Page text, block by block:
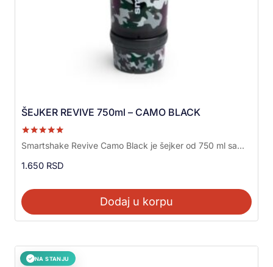
ŠEJKER REVIVE 750ml – CAMO BLACK
Ocenjeno sa
5.00
Smartshake Revive Camo Black je šejker od 750 ml sa...
1.650 RSD
Dodaj u korpu
✓ NA STANJU